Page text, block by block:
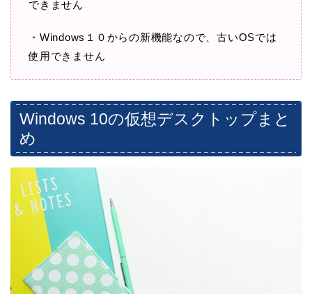
できません
・Windows１０からの新機能なので、古いOSでは
使用できません
Windows 10の仮想デスクトップまと
め